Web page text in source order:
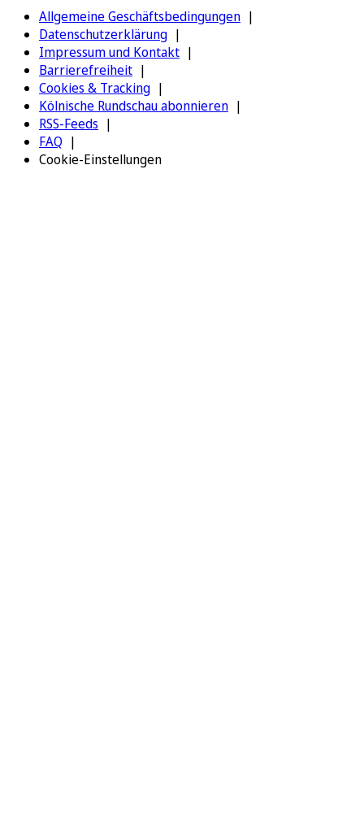
Allgemeine Geschäftsbedingungen
Datenschutzerklärung
Impressum und Kontakt
Barrierefreiheit
Cookies & Tracking
Kölnische Rundschau abonnieren
RSS-Feeds
FAQ
Cookie-Einstellungen